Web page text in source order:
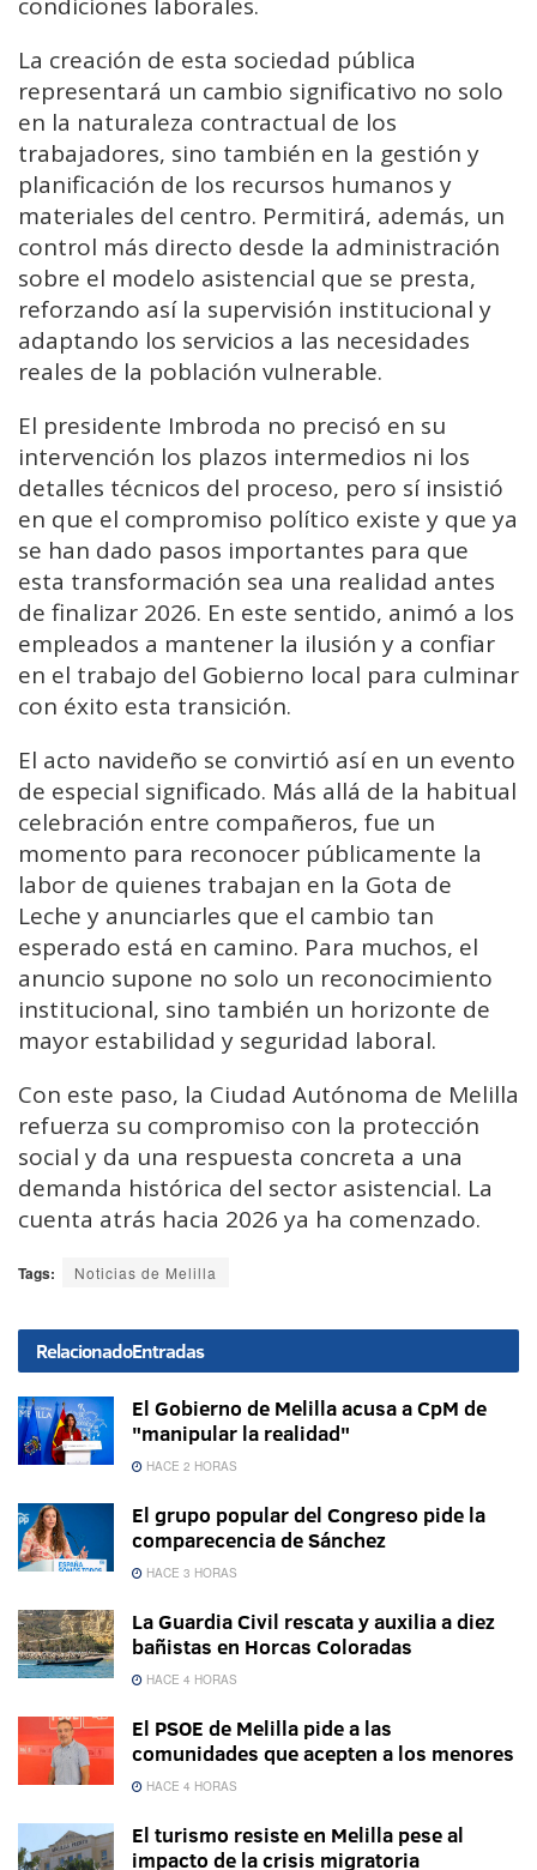
condiciones laborales.
La creación de esta sociedad pública
representará un cambio significativo no solo
en la naturaleza contractual de los
trabajadores, sino también en la gestión y
planificación de los recursos humanos y
materiales del centro. Permitirá, además, un
control más directo desde la administración
sobre el modelo asistencial que se presta,
reforzando así la supervisión institucional y
adaptando los servicios a las necesidades
reales de la población vulnerable.
El presidente Imbroda no precisó en su
intervención los plazos intermedios ni los
detalles técnicos del proceso, pero sí insistió
en que el compromiso político existe y que ya
se han dado pasos importantes para que
esta transformación sea una realidad antes
de finalizar 2026. En este sentido, animó a los
empleados a mantener la ilusión y a confiar
en el trabajo del Gobierno local para culminar
con éxito esta transición.
El acto navideño se convirtió así en un evento
de especial significado. Más allá de la habitual
celebración entre compañeros, fue un
momento para reconocer públicamente la
labor de quienes trabajan en la Gota de
Leche y anunciarles que el cambio tan
esperado está en camino. Para muchos, el
anuncio supone no solo un reconocimiento
institucional, sino también un horizonte de
mayor estabilidad y seguridad laboral.
Con este paso, la Ciudad Autónoma de Melilla
refuerza su compromiso con la protección
social y da una respuesta concreta a una
demanda histórica del sector asistencial. La
cuenta atrás hacia 2026 ya ha comenzado.
Tags: Noticias de Melilla
RelacionadoEntradas
El Gobierno de Melilla acusa a CpM de
"manipular la realidad"
HACE 2 HORAS
El grupo popular del Congreso pide la
comparecencia de Sánchez
HACE 3 HORAS
La Guardia Civil rescata y auxilia a diez
bañistas en Horcas Coloradas
HACE 4 HORAS
El PSOE de Melilla pide a las
comunidades que acepten a los menores
HACE 4 HORAS
El turismo resiste en Melilla pese al
impacto de la crisis migratoria